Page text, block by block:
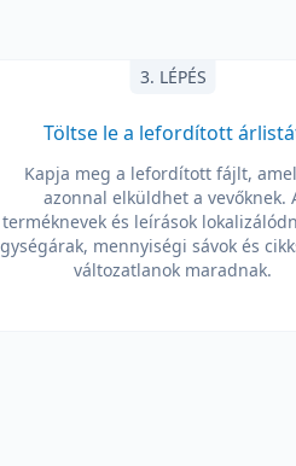
3. LÉPÉS
Töltse le a lefordított
Kapja meg a lefordított fájlt,
azonnal elküldhet a vevőknek.
terméknevek és leírások
mennyiségi sávok és
változatlanok maradnak.